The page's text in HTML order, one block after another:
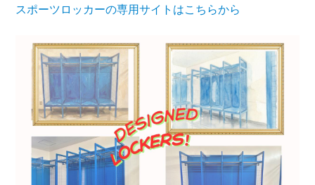
スポーツロッカーの専用サイトはこちらから